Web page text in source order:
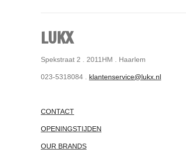
LUKX
Spekstraat 2 . 2011HM . Haarlem
023-5318084 . klantenservice@lukx.nl
CONTACT
OPENINGSTIJDEN
OUR BRANDS